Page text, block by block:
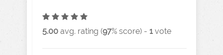
5.00 avg. rating (97% score) - 1 vote